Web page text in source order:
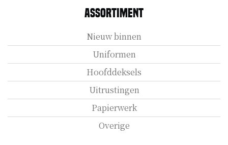
Assortiment
Nieuw binnen
Uniformen
Hoofddeksels
Uitrustingen
Papierwerk
Overige